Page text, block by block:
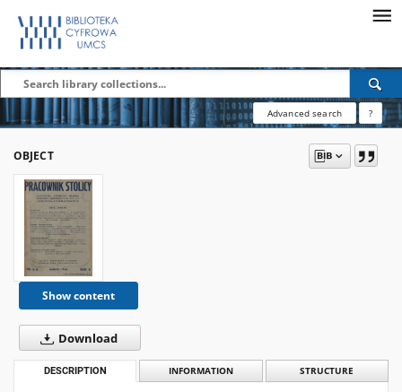
Advanced search ?
OBJECT
Show content
Download
DESCRIPTION INFORMATION STRUCTURE